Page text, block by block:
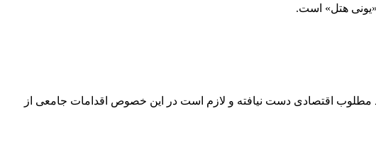
هتل» است.
اقتصادی دست نیافته و لازم است در این خصوص اقدامات جامعی از